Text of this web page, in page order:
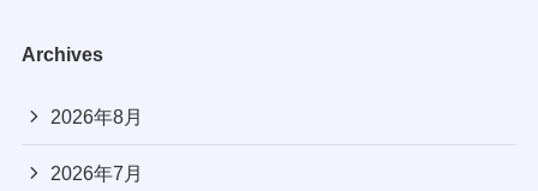
Archives
2026年8月
2026年7月